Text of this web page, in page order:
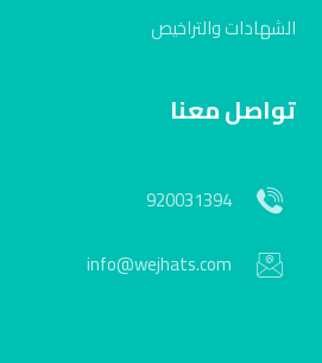
الشهادات والتراخيص
تواصل معنا
920031394
info@wejhats.com